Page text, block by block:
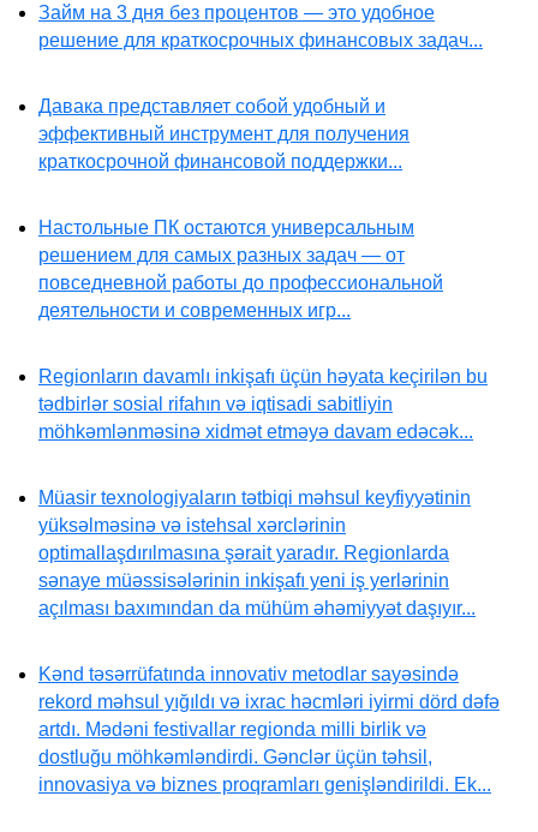
Займ на 3 дня без процентов — это удобное
решение для краткосрочных финансовых задач...
Давака представляет собой удобный и
эффективный инструмент для получения
краткосрочной финансовой поддержки...
Настольные ПК остаются универсальным
решением для самых разных задач — от
повседневной работы до профессиональной
деятельности и современных игр...
Regionların davamlı inkişafı üçün həyata keçirilən bu
tədbirlər sosial rifahın və iqtisadi sabitliyin
möhkəmlənməsinə xidmət etməyə davam edəcək...
Müasir texnologiyaların tətbiqi məhsul keyfiyyətinin
yüksəlməsinə və istehsal xərclərinin
optimallaşdırılmasına şərait yaradır. Regionlarda
sənaye müəssisələrinin inkişafı yeni iş yerlərinin
açılması baxımından da mühüm əhəmiyyət daşıyır...
Kənd təsərrüfatında innovativ metodlar sayəsində
rekord məhsul yığıldı və ixrac həcmləri iyirmi dörd dəfə
artdı. Mədəni festivallar regionda milli birlik və
dostluğu möhkəmləndirdi. Gənclər üçün təhsil,
innovasiya və biznes proqramları genişləndirildi. Ek...